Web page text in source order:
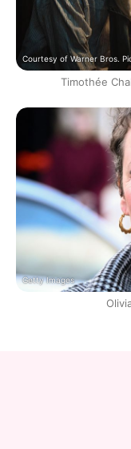
Courtesy of Warner Bros.
Timothée
Getty Images